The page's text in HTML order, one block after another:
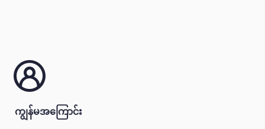
ကျွန်မအကြောင်း